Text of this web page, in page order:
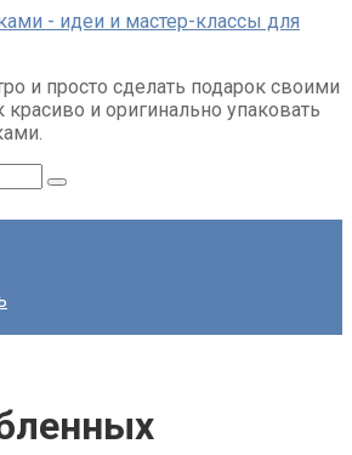
- идеи и мастер-классы для
и просто сделать подарок своими
и оригинально упаковать